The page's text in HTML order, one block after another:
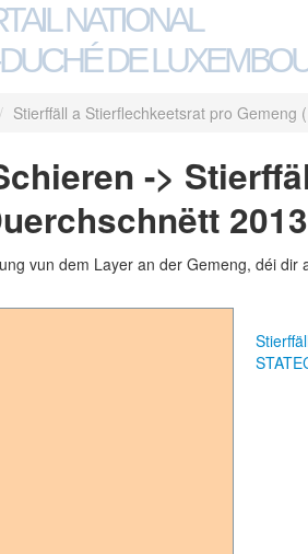
NATIONAL
DE
/ Stierffäll a Stierflechkeetsrat pro Gemeng
->
vun dem Layer an der Gemeng, déi